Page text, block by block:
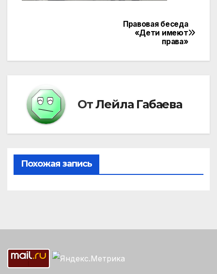
Правовая беседа
«Дети имеют
права»
ОтЛейла Габаева
Похожая запись